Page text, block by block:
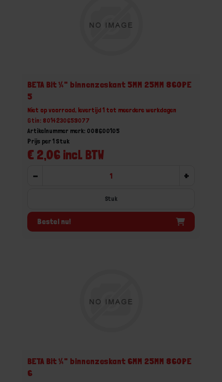
BETA Bit ¼" binnenzeskant 5MM 25MM 860PE
5
Niet op voorraad, levertijd 1 tot meerdere werkdagen
Gtin: 8014230659077
Artikelnummer merk: 008600105
€ 2,06 incl. BTW
Prijs per 1 Stuk
- +
Stuk
Bestel nu!
BETA Bit ¼" binnenzeskant 6MM 25MM 860PE
6